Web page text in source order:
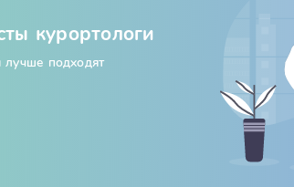
курортологи
лучше подходят